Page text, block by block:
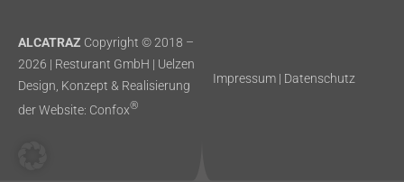
ALCATRAZ Copyright © 2018 –
2026 | Resturant GmbH | Uelzen
Design, Konzept & Realisierung
der Website: Confox®
Impressum | Datenschutz